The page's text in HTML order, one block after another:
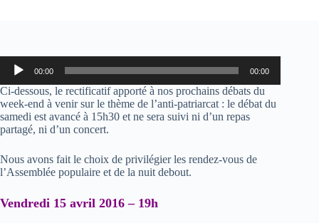
Lecteur
audio
00:00 00:00
Ci-dessous, le rectificatif apporté à nos prochains débats du
week-end à venir sur le thème de l’anti-patriarcat : le débat du
samedi est avancé à 15h30 et ne sera suivi ni d’un repas
partagé, ni d’un concert.
Nous avons fait le choix de privilégier les rendez-vous de
l’Assemblée populaire et de la nuit debout.
Vendredi 15 avril 2016 – 19h